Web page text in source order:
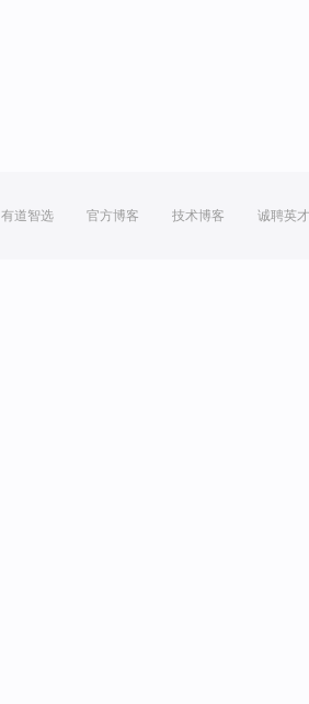
有道智选 官方博客 技术博客 诚聘英才